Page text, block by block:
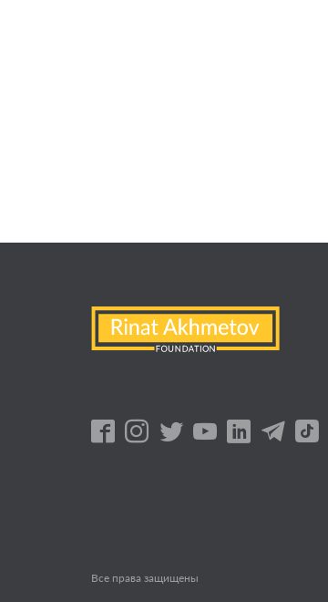
Все права защищены